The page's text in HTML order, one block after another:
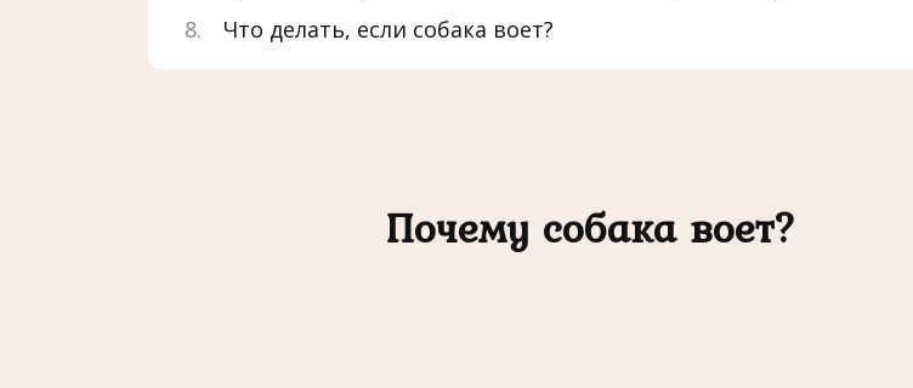
Что делать, если собака воет?
Почему собака воет?